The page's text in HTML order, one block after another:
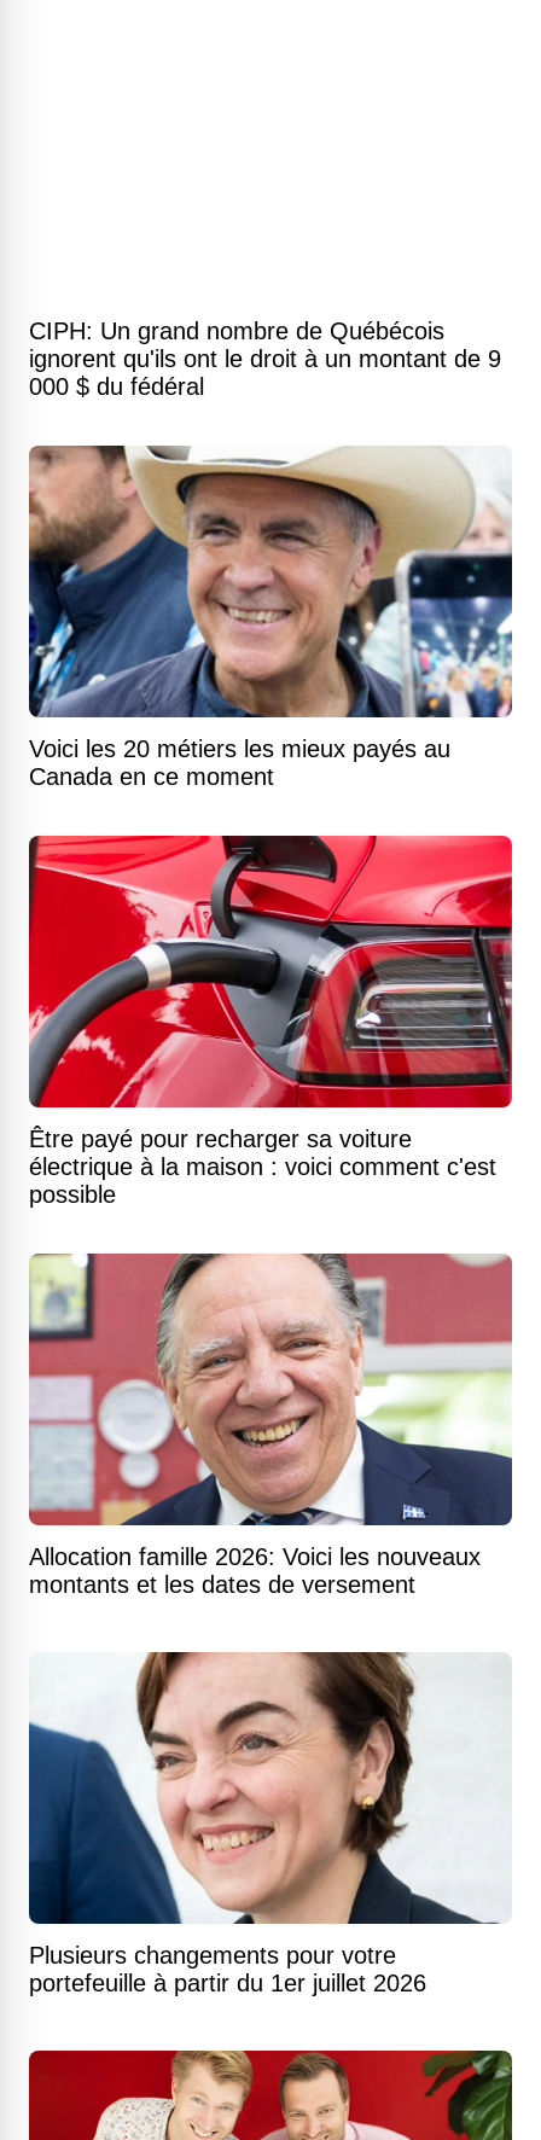
CIPH: Un grand nombre de Québécois
ignorent qu'ils ont le droit à un montant de 9
000 $ du fédéral
Voici les 20 métiers les mieux payés au
Canada en ce moment
Être payé pour recharger sa voiture
électrique à la maison : voici comment c'est
possible
Allocation famille 2026: Voici les nouveaux
montants et les dates de versement
Plusieurs changements pour votre
portefeuille à partir du 1er juillet 2026